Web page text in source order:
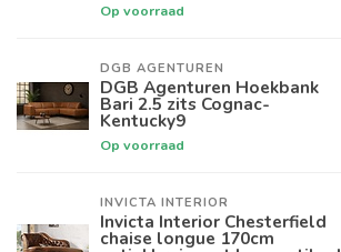
Op voorraad
DGB AGENTUREN
DGB Agenturen Hoekbank
Bari 2.5 zits Cognac-
Kentucky9
Op voorraad
INVICTA INTERIOR
Invicta Interior Chesterfield
chaise longue 170cm